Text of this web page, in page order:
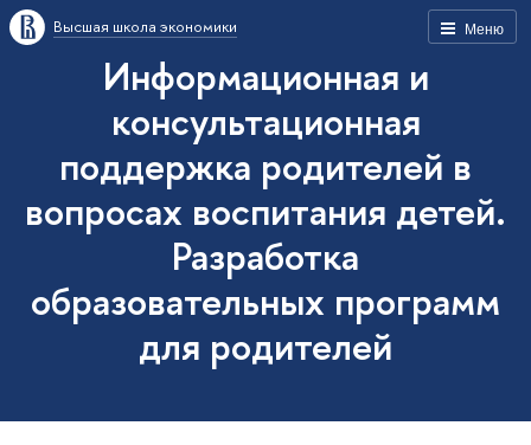
Меню
Высшая школа экономики
Информационная и
консультационная
поддержка родителей в
вопросах воспитания детей.
Разработка
образовательных программ
для родителей